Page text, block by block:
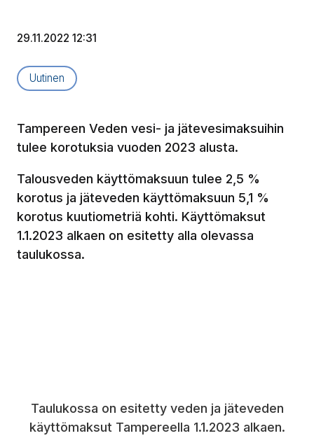
29.11.2022 12:31
Artikkelityyppi:
Uutinen
Tampereen Veden vesi- ja jätevesimaksuihin
tulee korotuksia vuoden 2023 alusta.
Talousveden käyttömaksuun tulee 2,5 %
korotus ja jäteveden käyttömaksuun 5,1 %
korotus kuutiometriä kohti. Käyttömaksut
1.1.2023 alkaen on esitetty alla olevassa
taulukossa.
Taulukossa on esitetty veden ja jäteveden
käyttömaksut Tampereella 1.1.2023 alkaen.